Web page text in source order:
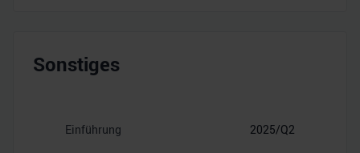
Sonstiges
Einführung 2025/Q2